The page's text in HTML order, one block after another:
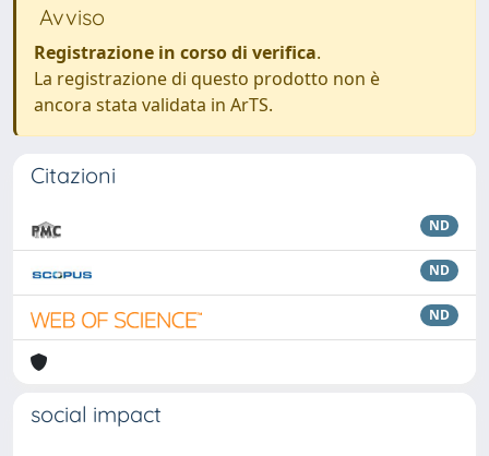
Avviso
Registrazione in corso di verifica.
La registrazione di questo prodotto non è
ancora stata validata in ArTS.
Citazioni
ND
ND
ND
social impact